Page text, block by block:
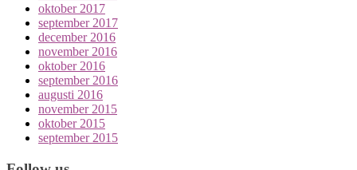
oktober 2017
september 2017
december 2016
november 2016
oktober 2016
september 2016
augusti 2016
november 2015
oktober 2015
september 2015